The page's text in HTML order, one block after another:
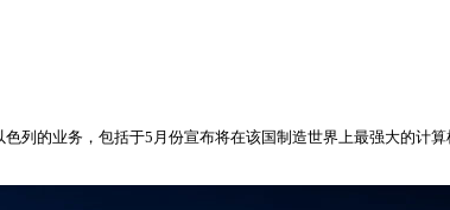
列的业务，包括于5月份宣布将在该国制造世界上最强大的计